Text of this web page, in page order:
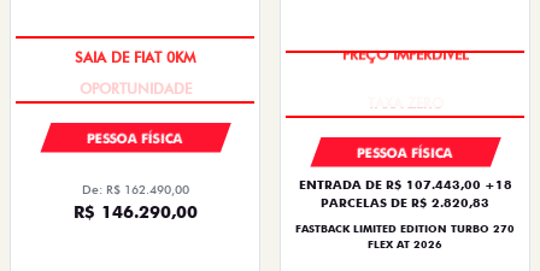
SAIA DE FIAT 0KM
PESSOA FÍSICA
De: R$ 162.490,00
R$ 146.290,00
PREÇO IMPERDÍVEL
PESSOA FÍSICA
ENTRADA DE R$ 107.443,00 +18
PARCELAS DE R$ 2.820,83
FASTBACK LIMITED EDITION TURBO 270
FLEX AT 2026